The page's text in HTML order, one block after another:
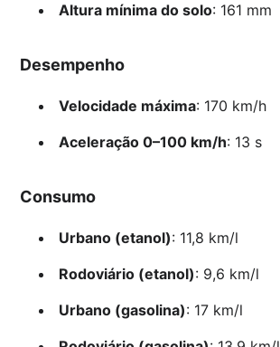
Altura mínima do solo: 161 mm
Desempenho
Velocidade máxima: 170 km/h
Aceleração 0–100 km/h: 13 s
Consumo
Urbano (etanol): 11,8 km/l
Rodoviário (etanol): 9,6 km/l
Urbano (gasolina): 17 km/l